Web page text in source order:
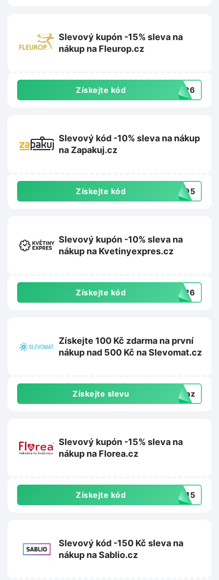
Slevový kupón -15% sleva na
nákup na Fleurop.cz
Získejte kód ET26
Slevový kód -10% sleva na nákup
na Zapakuj.cz
Získejte kód 2095
Slevový kupón -10% sleva na
nákup na Kvetinyexpres.cz
Získejte kód TO26
Získejte 100 Kč zdarma na první
nákup nad 500 Kč na Slevomat.cz
Získejte slevu dkaz
Slevový kupón -15% sleva na
nákup na Florea.cz
Získejte kód TA15
Slevový kód -150 Kč sleva na
nákup na Sablio.cz